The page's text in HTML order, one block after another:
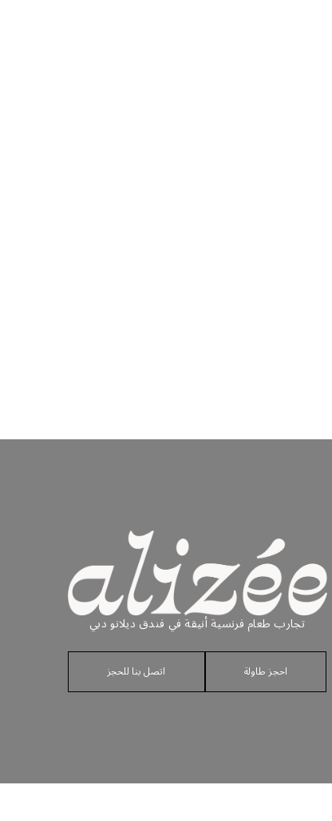
تجارب طعام فرنسية أنيقة في فندق ديلانو دبي
احجز طاولة اتصل بنا للحجز